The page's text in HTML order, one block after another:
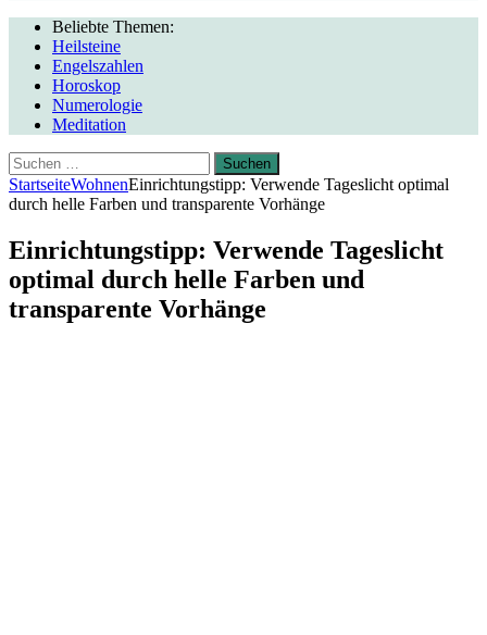
Beliebte Themen:
Heilsteine
Engelszahlen
Horoskop
Numerologie
Meditation
Suchen
nach:
StartseiteWohnenEinrichtungstipp: Verwende Tageslicht optimal
durch helle Farben und transparente Vorhänge
Einrichtungstipp: Verwende Tageslicht
optimal durch helle Farben und
transparente Vorhänge